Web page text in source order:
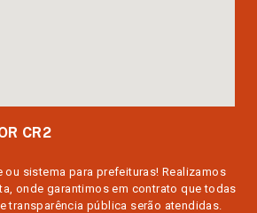
CR2
ou sistema para prefeituras! Realizamos
onde garantimos em contrato que todas
transparência pública serão atendidas.